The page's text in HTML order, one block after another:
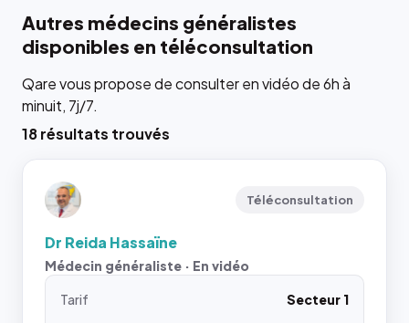
Autres médecins généralistes
disponibles en téléconsultation
Qare vous propose de consulter en vidéo de 6h à
minuit, 7j/7.
18 résultats trouvés
Téléconsultation
Dr Reida Hassaïne
Médecin généraliste · En vidéo
Tarif
Secteur 1